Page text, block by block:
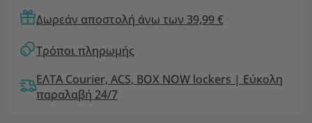
Δωρεάν αποστολή άνω των 39,99 €
Τρόποι πληρωμής
ΕΛΤΑ Courier, ACS, BOX NOW lockers | Εύκολη
παραλαβή 24/7